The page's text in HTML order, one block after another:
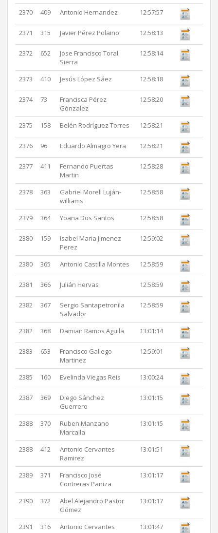
2370 409 Antonio Hernandez 12:57:57
2371 315 Javier Pérez Polaino 12:58:13
2372 652
Jose Francisco Toral
Sierra
12:58:14
2373 410 Jesús López Sáez 12:58:18
2374 73
Francisca Pérez
Gónzalez
12:58:20
2375 158 Belén Rodríguez Torres 12:58:21
2376 96 Eduardo Almagro Yera 12:58:21
2377 411
Fernando Puertas
Martin
12:58:28
2378 363
Gabriel Morell Luján-
williams
12:58:58
2379 364 Yoana Dos Santos 12:58:58
2380 159
Isabel Maria Jimenez
Perez
12:59:02
2380 365 Antonio Castilla Montes 12:58:59
2381 366 Julián Hervas 12:58:59
2382 367
Sergio Santapetronila
Salvador
12:58:59
2382 368 Damian Ramos Aguila 13:01:14
2383 653
Francisco Gallego
Martinez
12:59:01
2385 160 Evelinda Viegas Reis 13:00:24
2387 369
Diego Sánchez
Guerrero
13:01:15
2388 370
Ruben Manzano
Marcalla
13:01:15
2388 412
Antonio Cervantes
Ramirez
13:01:51
2389 371
Francisco José
Contreras Paniza
13:01:17
2390 372
Abel Alejandro Pastor
Gómez
13:01:17
2391 316
Antonio Cervantes
13:01:47